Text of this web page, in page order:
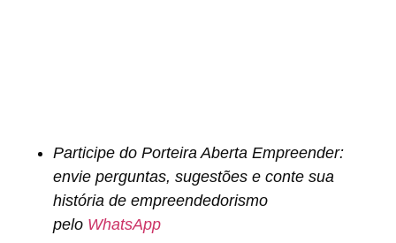
Participe do Porteira Aberta Empreender:
envie perguntas, sugestões e conte sua
história de empreendedorismo
pelo WhatsApp